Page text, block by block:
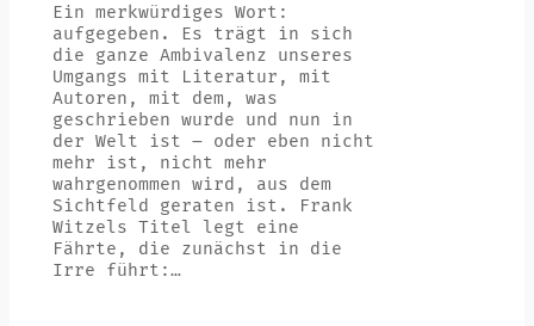
Ein merkwürdiges Wort:
aufgegeben. Es trägt in sich
die ganze Ambivalenz unseres
Umgangs mit Literatur, mit
Autoren, mit dem, was
geschrieben wurde und nun in
der Welt ist – oder eben nicht
mehr ist, nicht mehr
wahrgenommen wird, aus dem
Sichtfeld geraten ist. Frank
Witzels Titel legt eine
Fährte, die zunächst in die
Irre führt:…